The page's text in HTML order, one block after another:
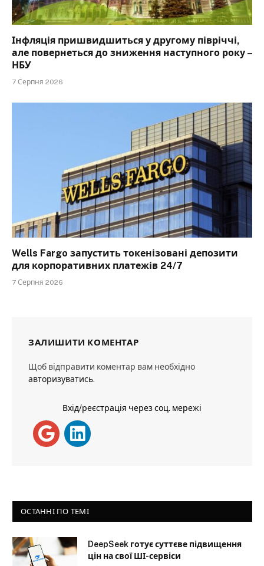
Інфляція пришвидшиться у другому півріччі,
але повернеться до зниження наступного року –
НБУ
7 Серпня 2026
Wells Fargo запустить токенізовані депозити
для корпоративних платежів 24/7
7 Серпня 2026
ЗАЛИШИТИ КОМЕНТАР
Щоб відправити коментар вам необхідно
авторизуватись.
Вхід/реєстрація через соц. мережі
ОСТАННІ ПО ТЕМІ
DeepSeek готує суттєве підвищення
цін на свої ШІ-сервіси